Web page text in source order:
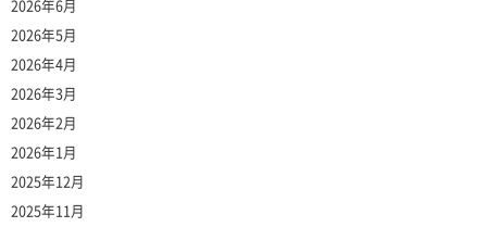
2026年6月
2026年5月
2026年4月
2026年3月
2026年2月
2026年1月
2025年12月
2025年11月